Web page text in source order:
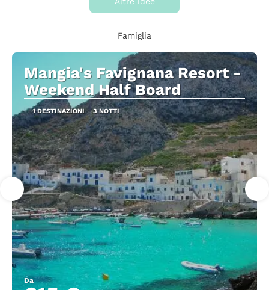
Famiglia
Mangia's Favignana Resort -
Weekend Half Board
1 DESTINAZIONI 3 NOTTI
Da